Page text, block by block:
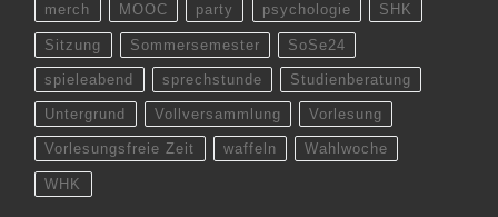
merch MOOC party psychologie SHK
Sitzung Sommersemester SoSe24
spieleabend sprechstunde Studienberatung
Untergrund Vollversammlung Vorlesung
Vorlesungsfreie Zeit waffeln Wahlwoche
WHK